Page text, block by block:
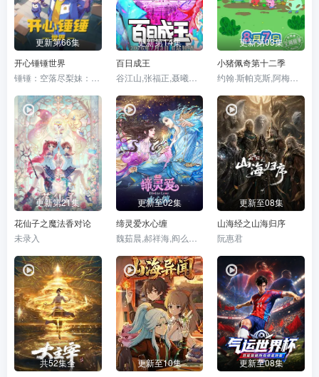
更新第66集
开心锤锤世界
更新第14集
百日成王
谷江山,张福正,聂曦映,李楠,姜贺,赵熠彤,若瑾
更新第03集
小猪佩奇第十二季
更新第21集
花仙子之魔法香对论
未录入
更新至02集
缔灵爱水心缠
更新至08集
山海经之山海归序
阮惠君
共52集全
更新至10集
更新至08集